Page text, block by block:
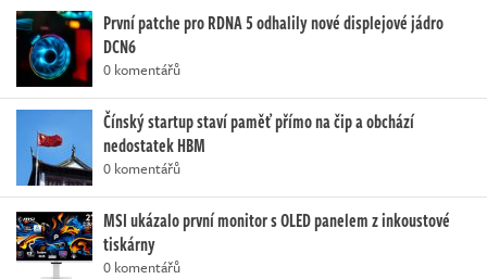
První patche pro RDNA 5 odhalily nové displejové jádro
DCN6
0 komentářů
Čínský startup staví paměť přímo na čip a obchází
nedostatek HBM
0 komentářů
MSI ukázalo první monitor s OLED panelem z inkoustové
tiskárny
0 komentářů